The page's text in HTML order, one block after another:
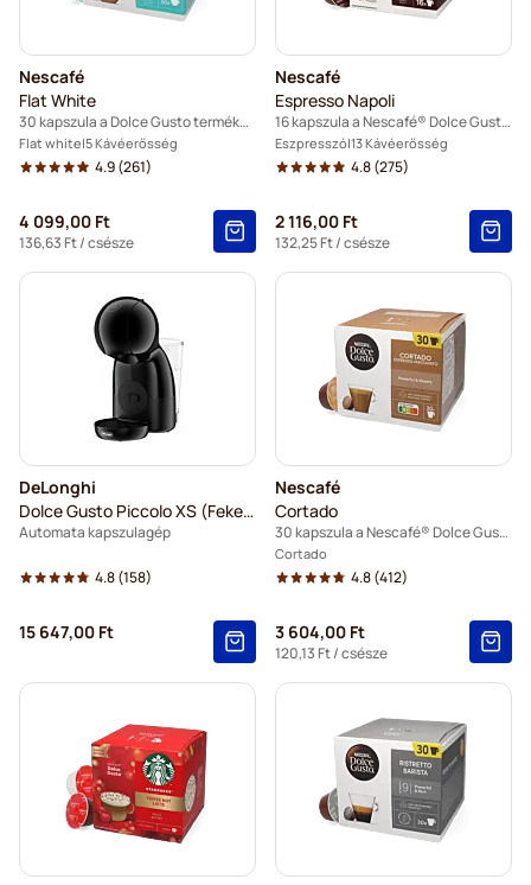
Nescafé
Flat White
30 kapszula a Dolce Gusto termékhez
Flat white 5 Kávéerősség
4.9(261)
4 099,00 Ft
136,63 Ft/ csésze
Nescafé
Espresso Napoli
16 kapszula a Nescafé® Dolce Gusto termékhez
Eszpresszó 13 Kávéerősség
4.8(275)
2 116,00 Ft
132,25 Ft/ csésze
DeLonghi
Dolce Gusto Piccolo XS (Fekete)
Automata kapszulagép
4.8(158)
15 647,00 Ft
Nescafé
Cortado
30 kapszula a Nescafé® Dolce Gusto termékhez
Cortado
4.8(412)
3 604,00 Ft
120,13 Ft/ csésze